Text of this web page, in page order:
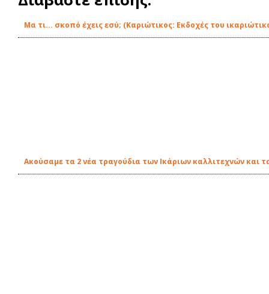
Μα τι... σκοπό έχεις εσύ; (Καριώτικος: Εκδοχές του
Ακούσαμε τα 2 νέα τραγούδια των Ικάριων καλλιτεχνών και